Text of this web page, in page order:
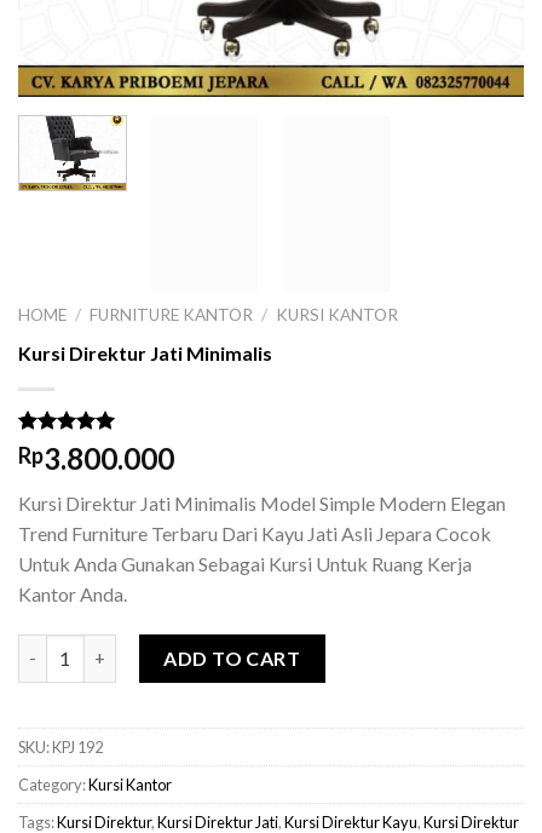
HOME / FURNITURE KANTOR / KURSI KANTOR
Kursi Direktur Jati Minimalis
Rated5.00
out of 5
1
customer
rating
Rp3.800.000
Kursi Direktur Jati Minimalis Model Simple Modern Elegan
Trend Furniture Terbaru Dari Kayu Jati Asli Jepara Cocok
Untuk Anda Gunakan Sebagai Kursi Untuk Ruang Kerja
Kantor Anda.
ADD TO CART
SKU:KPJ 192
Category:Kursi Kantor
Tags:Kursi Direktur,Kursi Direktur Jati,Kursi Direktur Kayu,Kursi Direktur